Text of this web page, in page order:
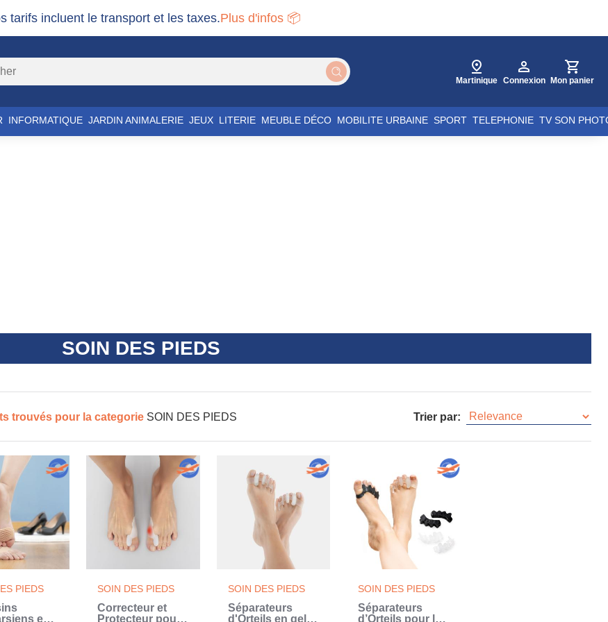
tarifs incluent le transport et les taxes.Plus d'infos 📦
Martinique Connexion Mon panier
INFORMATIQUE JARDIN ANIMALERIE JEUX LITERIE MEUBLE DÉCO MOBILITE URBAINE SPORT TELEPHONIE TV SON
SOIN DES PIEDS
trouvés pour la categorie SOIN DES PIEDS Trier par:
PIEDS
en
SOIN DES PIEDS
Correcteur et
Protecteur pour
SOIN DES PIEDS
Séparateurs
d'Orteils en gel
SOIN DES PIEDS
Séparateurs
d’Orteils pour la